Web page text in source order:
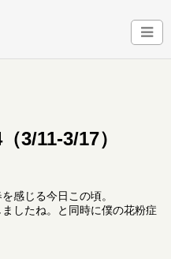
3/11-3/17）
感じる今日この頃。
したね。と同時に僕の花粉症